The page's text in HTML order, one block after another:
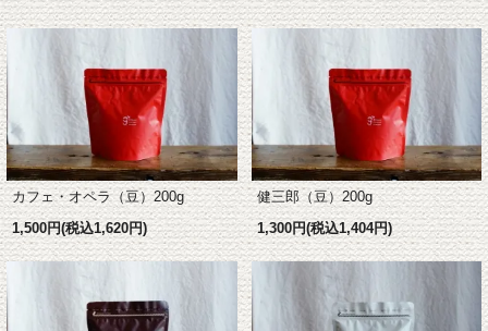
カフェ・オペラ（豆）200g
1,500円(税込1,620円)
健三郎（豆）200g
1,300円(税込1,404円)